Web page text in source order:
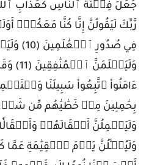
جَعَلَ فِتۡنَةَ ٱلنَّاسِ كَعَذَابِ
رَّبِّكَ لَيَقُولُنَّ إِنَّا كُنَّا مَعَكُمۡۚ
فِي صُدُورِ
ءَامَنُواْ ٱتَّبِعُواْ سَبِيلَنَا
وَلَيَحۡمِلُنَّ أَثۡقَالَهُمۡ